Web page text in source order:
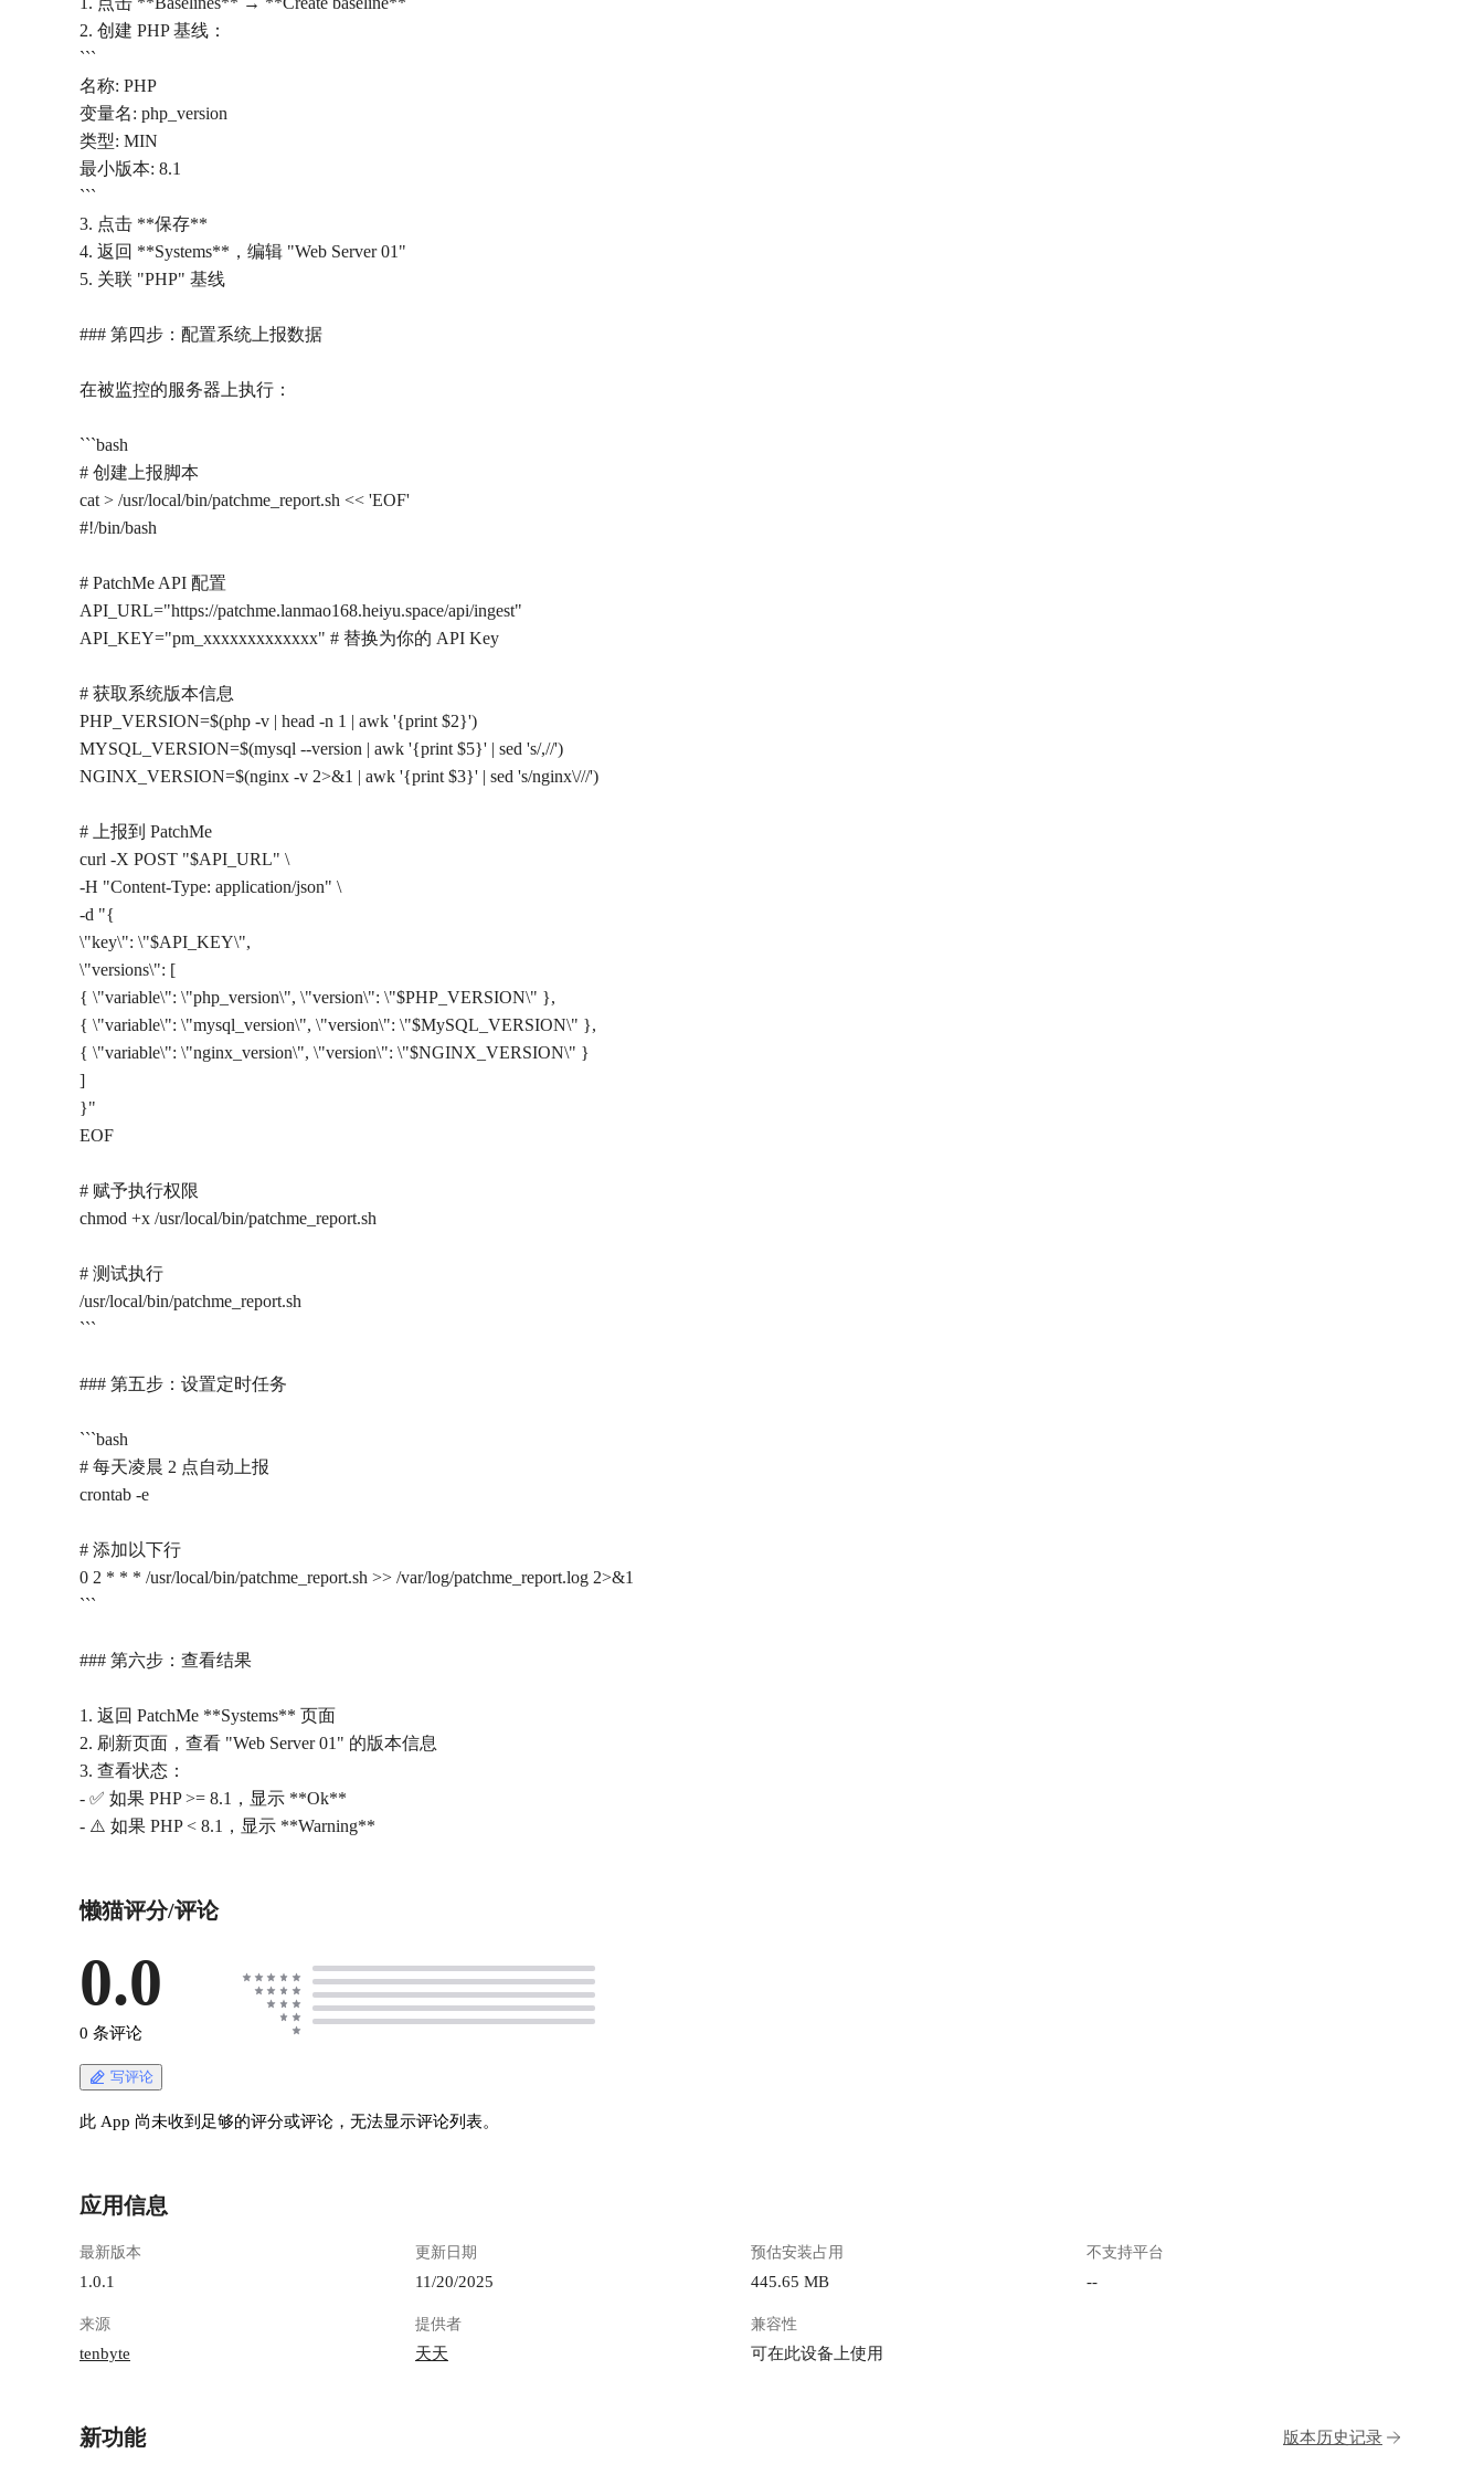
2. 创建 PHP 基线：
```
名称: PHP
变量名: php_version
类型: MIN
最小版本: 8.1
```
3. 点击 **保存**
4. 返回 **Systems**，编辑 "Web Server 01"
5. 关联 "PHP" 基线
### 第四步：配置系统上报数据
在被监控的服务器上执行：
```bash
# 创建上报脚本
cat > /usr/local/bin/patchme_report.sh << 'EOF'
#!/bin/bash
# PatchMe API 配置
API_URL="https://patchme.lanmao168.heiyu.space/api/ingest"
API_KEY="pm_xxxxxxxxxxxxx" # 替换为你的 API Key
# 获取系统版本信息
PHP_VERSION=$(php -v | head -n 1 | awk '{print $2}')
MYSQL_VERSION=$(mysql --version | awk '{print $5}' | sed 's/,//')
NGINX_VERSION=$(nginx -v 2>&1 | awk '{print $3}' | sed 's/nginx\///')
# 上报到 PatchMe
curl -X POST "$API_URL" \
-H "Content-Type: application/json" \
-d "{
\"key\": \"$API_KEY\",
\"versions\": [
{ \"variable\": \"php_version\", \"version\": \"$PHP_VERSION\" },
{ \"variable\": \"mysql_version\", \"version\": \"$MySQL_VERSION\" },
{ \"variable\": \"nginx_version\", \"version\": \"$NGINX_VERSION\" }
]
}"
EOF
# 赋予执行权限
chmod +x /usr/local/bin/patchme_report.sh
# 测试执行
/usr/local/bin/patchme_report.sh
```
### 第五步：设置定时任务
```bash
# 每天凌晨 2 点自动上报
crontab -e
# 添加以下行
0 2 * * * /usr/local/bin/patchme_report.sh >> /var/log/patchme_report.log 2>&1
```
### 第六步：查看结果
1. 返回 PatchMe **Systems** 页面
2. 刷新页面，查看 "Web Server 01" 的版本信息
3. 查看状态：
- ✅ 如果 PHP >= 8.1，显示 **Ok**
懒猫评分/评论
0.0
0 条评论
写评论
此 App 尚未收到足够的评分或评论，无法显示评论列表。
应用信息
最新版本
1.0.1
更新日期
11/20/2025
预估安装占用
445.65 MB
不支持平台
--
来源
tenbyte
提供者
天天
兼容性
可在此设备上使用
新功能 版本历史记录